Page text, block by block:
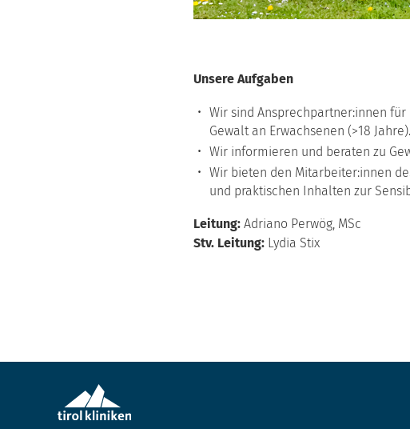
Unsere Aufgaben
Wir sind Ansprechpartner:innen
Gewalt an Erwachsenen (>18 Jahre).
Wir informieren und beraten zu
Wir bieten den Mitarbeiter:innen
und praktischen Inhalten zur
Leitung: Adriano Perwög, MSc
Stv. Leitung: Lydia Stix